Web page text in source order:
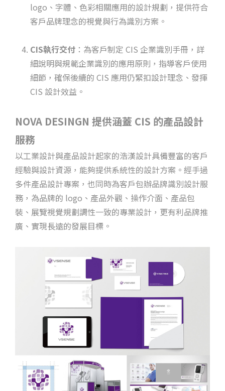
logo、字體、色彩相關應用的設計規劃，提供符合
客戶品牌理念的視覺與行為識別方案。
CIS執行交付 ：為客戶制定 CIS 企業識別手冊，詳
細說明與規範企業識別的應用原則，指導客戶使用
細節，確保後續的 CIS 應用仍緊扣設計理念、發揮
CIS 設計效益。
NOVA DESINGN 提供涵蓋 CIS 的產品設計
服務
以工業設計與產品設計起家的浩漢設計具備豐富的客戶
經驗與設計資源，能夠提供系統性的設計方案。經手過
多件產品設計專案，也同時為客戶包辦品牌識別設計服
務，為品牌的 logo、產品外觀、操作介面、產品包
裝、展覽視覺規劃調性一致的專業設計，更有利品牌推
廣、實現長遠的發展目標。